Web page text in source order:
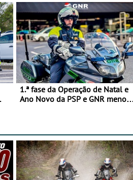
1.ª fase da Operação de Natal e
Ano Novo da PSP e GNR menos